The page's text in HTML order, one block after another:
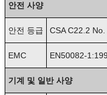
안전 사양
안전 등급 CSA C22.2
EMC EN50082-
기계 및 일반 사양